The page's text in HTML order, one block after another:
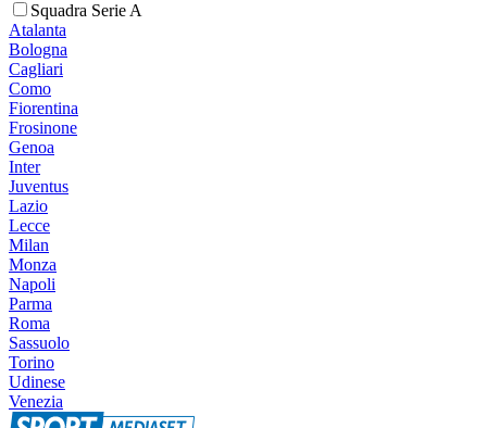
Squadra Serie A
Atalanta
Bologna
Cagliari
Como
Fiorentina
Frosinone
Genoa
Inter
Juventus
Lazio
Lecce
Milan
Monza
Napoli
Parma
Roma
Sassuolo
Torino
Udinese
Venezia